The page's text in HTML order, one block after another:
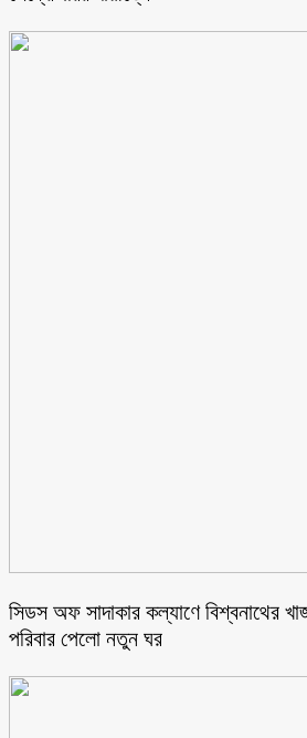
সিডস অফ সাদাকার কল্যাণে বিশ্বনাথের
পরিবার পেলো নতুন ঘর